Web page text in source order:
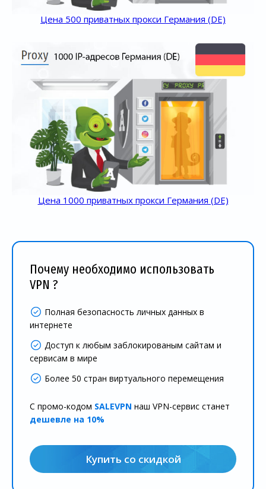
Цена 500 приватных прокси Германия (DE)
Цена 1000 приватных прокси Германия (DE)
Почему необходимо использовать
VPN ?
Полная безопасность личных данных в
интернете
Доступ к любым заблокированым сайтам и
сервисам в мире
Более 50 стран виртуального перемещения
С промо-кодом SALEVPN наш VPN-сервис станет
дешевле на 10%
Купить со скидкой